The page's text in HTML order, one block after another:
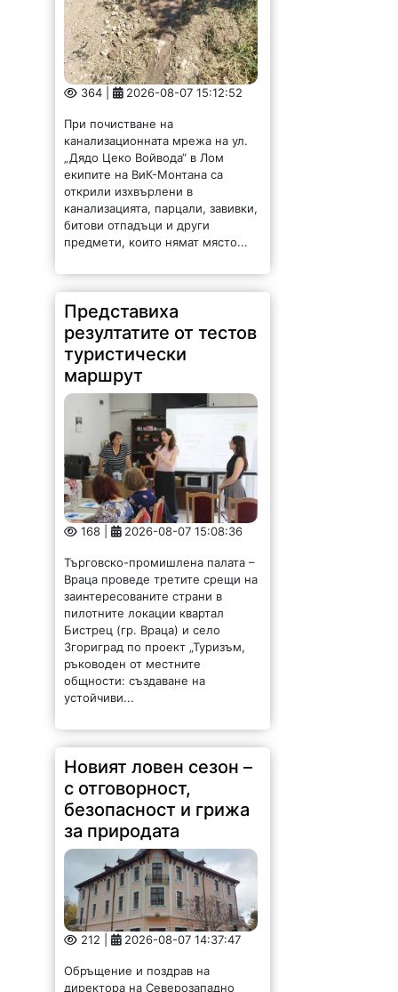
364 | 2026-08-07 15:12:52
канализационната мрежа на ул.
„Дядо Цеко Войвода“ в Лом
екипите на ВиК-Монтана са
открили изхвърлени в
канализацията, парцали, завивки,
битови отпадъци и други
предмети, които нямат място...
Представиха
резултатите от тестов
туристически
маршрут
168 | 2026-08-07 15:08:36
Враца проведе третите срещи на
заинтересованите страни в
пилотните локации квартал
Бистрец (гр. Враца) и село
Згориград по проект „Туризъм,
ръководен от местните
общности: създаване на
устойчиви...
Новият ловен сезон –
с отговорност,
безопасност и грижа
за природата
212 | 2026-08-07 14:37:47
директора на Северозападно